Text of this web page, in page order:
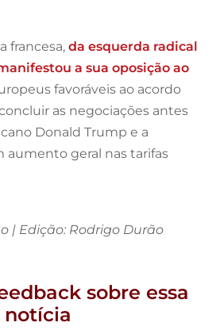
francesa, da esquerda radical
a sua oposição ao
favoráveis ao acordo
as negociações antes
Donald Trump e a
aumento geral nas tarifas
| Edição: Rodrigo Durão
sobre essa
notícia